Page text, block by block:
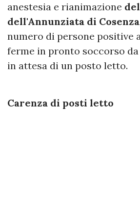
anestesia e rianimazione
dell'Annunziata di Cosenza
numero di persone positive
ferme in pronto soccorso
in attesa di un posto letto.
Carenza di posti letto